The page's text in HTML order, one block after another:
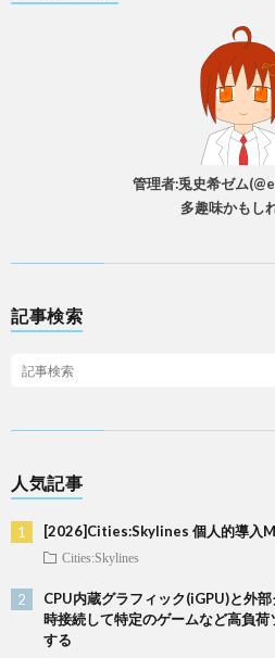
管理者:兎史希ゼム
多趣味かもし
記事検索
人気記事
[2026]Cities:Skylines 個人的導入
Cities:Skylines
CPU内蔵グラフィック(iGPU)と外
時接続して特定のゲームなど高負
する